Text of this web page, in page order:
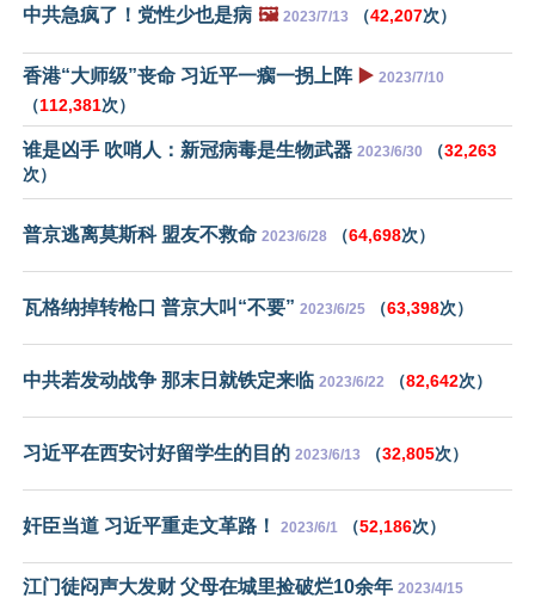
中共急疯了！党性少也是病 🖼️ 2023/7/13 （42,207次）
香港“大师级”丧命 习近平一瘸一拐上阵 ▶️ 2023/7/10
（112,381次）
谁是凶手 吹哨人：新冠病毒是生物武器 2023/6/30 （32,263
次）
普京逃离莫斯科 盟友不救命 2023/6/28 （64,698次）
瓦格纳掉转枪口 普京大叫“不要” 2023/6/25 （63,398次）
中共若发动战争 那末日就铁定来临 2023/6/22 （82,642次）
习近平在西安讨好留学生的目的 2023/6/13 （32,805次）
奸臣当道 习近平重走文革路！ 2023/6/1 （52,186次）
江门徒闷声大发财 父母在城里捡破烂10余年 2023/4/15